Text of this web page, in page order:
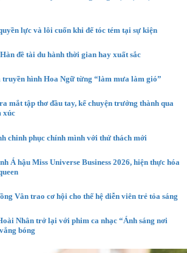
lực và lôi cuốn khi để tóc tém tại sự kiện
đề tài du hành thời gian hay xuất sắc
truyền hình Hoa Ngữ từng “làm mưa làm gió”
mắt tập thơ đầu tay, kể chuyện trưởng thành qua
xúc
chinh phục chính mình với thử thách mới
Á hậu Miss Universe Business 2026, hiện thực hóa
Vân trao cơ hội cho thế hệ diễn viên trẻ tỏa sáng
Nhân trở lại với phim ca nhạc “Ánh sáng nơi
bóng